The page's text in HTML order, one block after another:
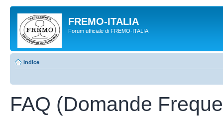
FREMO-ITALIA
Forum ufficiale di FREMO-ITALIA
Indice
FAQ (Domande